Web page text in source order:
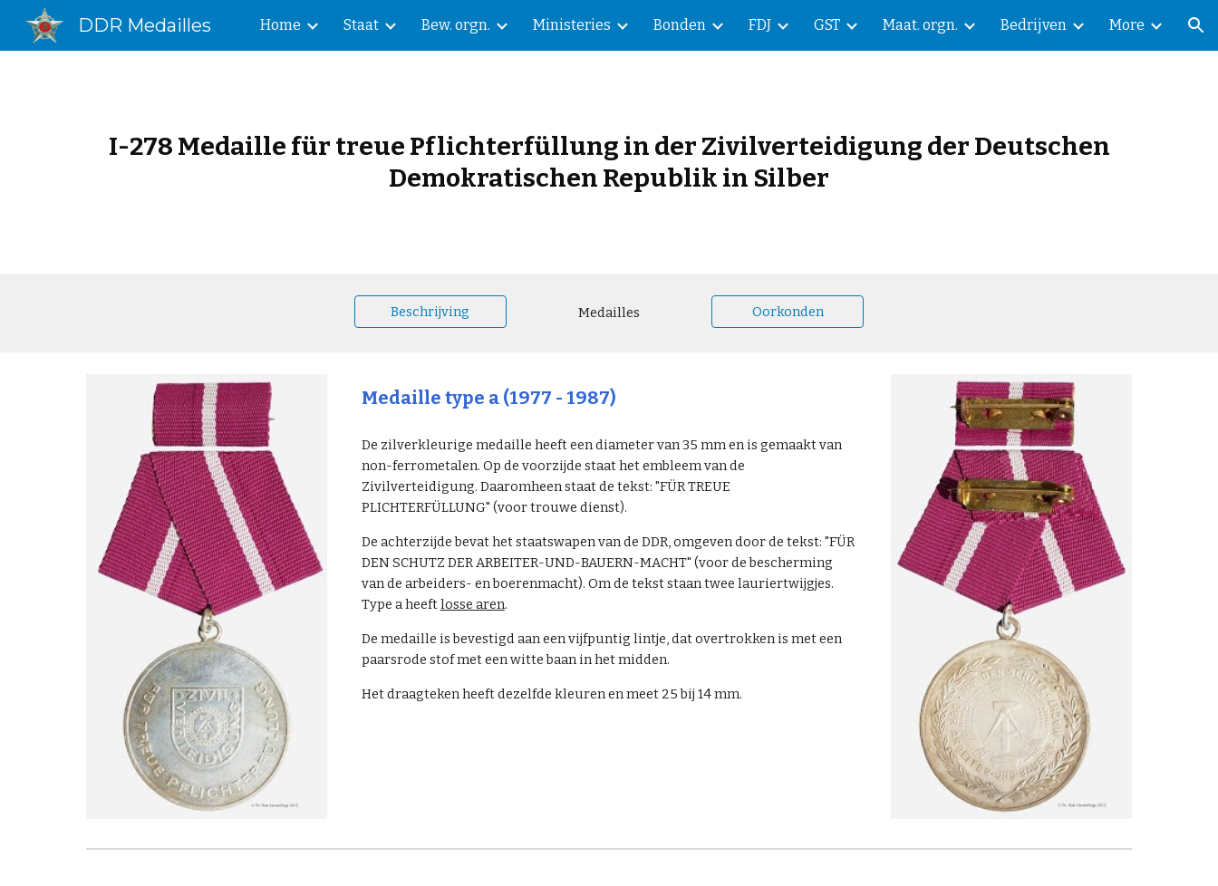
Skip to main content Skip to navigation
DDR Medailles Home Staat Bew. orgn. Ministeries Bonden FDJ GST Maat. orgn. Bedrijven More
I-278 Medaille für treue Pflichterfüllung in der Zivilverteidigung der Deutschen
Demokratischen Republik in Silber
Beschrijving Medailles Oorkonden
Medaille type a (1977 - 1987)
De zilverkleurige medaille heeft een diameter van 35 mm en is gemaakt van
non-ferrometalen. Op de voorzijde staat het embleem van de
Zivilverteidigung. Daaromheen staat de tekst: "FÜR TREUE
PLICHTERFÜLLUNG" (voor trouwe dienst).
De achterzijde bevat het staatswapen van de DDR, omgeven door de tekst: "FÜR
DEN SCHUTZ DER ARBEITER-UND-BAUERN-MACHT" (voor de bescherming
van de arbeiders- en boerenmacht). Om de tekst staan twee lauriertwijgjes.
Type a heeftlosse aren.
De medaille is bevestigd aan een vijfpuntig lintje, dat overtrokken is met een
paarsrode stof met een witte baan in het midden.
Het draagteken heeft dezelfde kleuren en meet 25 bij 14 mm.